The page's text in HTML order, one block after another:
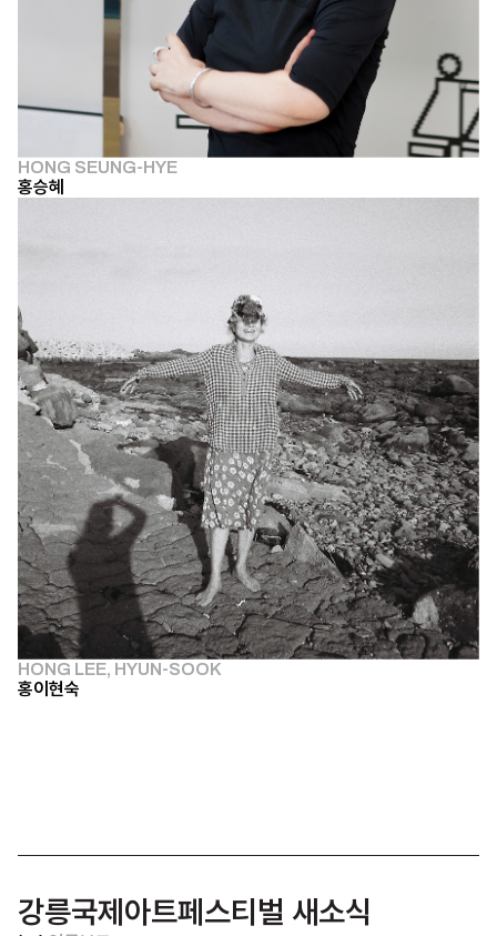
HONG SEUNG-HYE
홍승혜
HONG LEE, HYUN-SOOK
홍이현숙
강릉국제아트페스티벌 새소식